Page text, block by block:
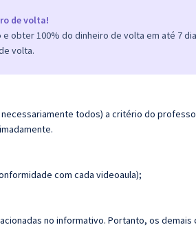
de volta!
obter 100% do dinheiro de volta em até 7
volta.
todos) a critério do
com cada videoaula);
no informativo. Portanto, os